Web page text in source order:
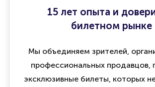
15 лет опыта и
билетном рынке
Мы объединяем зрителей,
профессиональных продавцов,
эксклюзивные билеты, которых